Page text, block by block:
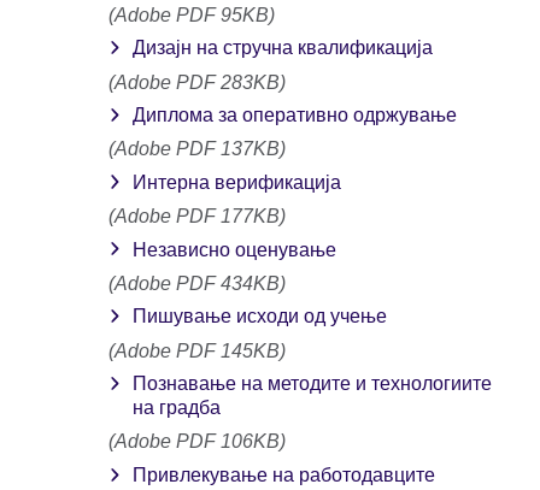
(Adobe PDF 95KB)
Дизајн на стручна квалификација
(Adobe PDF 283KB)
Диплома за оперативно одржување
(Adobe PDF 137KB)
Интерна верификација
(Adobe PDF 177KB)
Независно оценување
(Adobe PDF 434KB)
Пишување исходи од учење
(Adobe PDF 145KB)
Познавање на методите и технологиите
на градба
(Adobe PDF 106KB)
Привлекување на работодавците